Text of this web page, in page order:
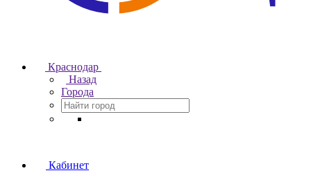
Краснодар
Назад
Города
Кабинет